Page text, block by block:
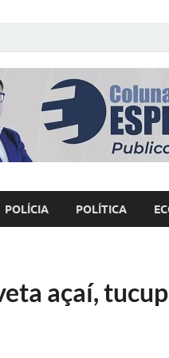
Poder
dias
POLÍCIA POLÍTICA
açaí,